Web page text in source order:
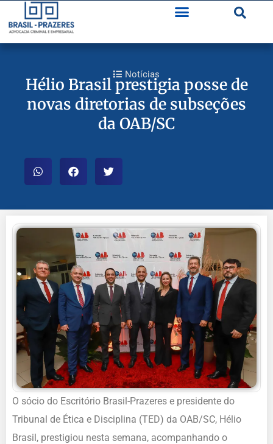
Notícias
Hélio Brasil prestigia posse de
novas diretorias de subseções
da OAB/SC
O sócio do Escritório Brasil-Prazeres e presidente do
Tribunal de Ética e Disciplina (TED) da OAB/SC, Hélio
Brasil, prestigiou nesta semana, acompanhando o